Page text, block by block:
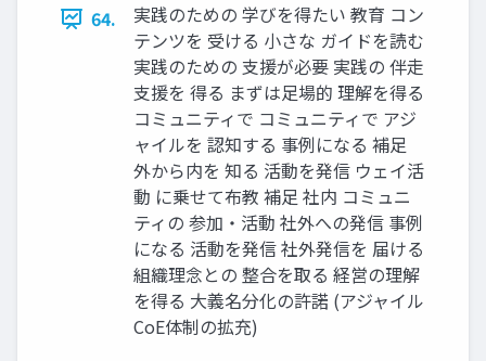
64.
実践のための 学びを得たい 教育 コン
テンツを 受ける ⼩さな ガイドを読む
実践のための ⽀援が必要 実践の 伴⾛
⽀援を 得る まずは⾜場的 理解を得る
コミュニティで コミュニティで アジ
ャイルを 認知する 事例になる 補⾜
外から内を 知る 活動を発信 ウェイ活
動 に乗せて布教 補⾜ 社内 コミュニ
ティの 参加・活動 社外への発信 事例
になる 活動を発信 社外発信を 届ける
組織理念との 整合を取る 経営の理解
を得る ⼤義名分化の許諾 (アジャイル
CoE体制の拡充)